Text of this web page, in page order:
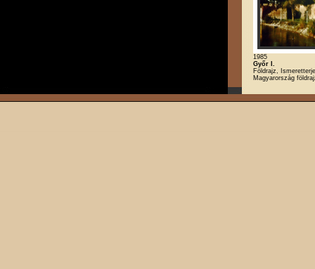
1985
Győr I.
Földrajz,
Magyarország